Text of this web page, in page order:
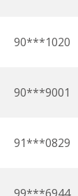
90***1020
90***9001
91***0829